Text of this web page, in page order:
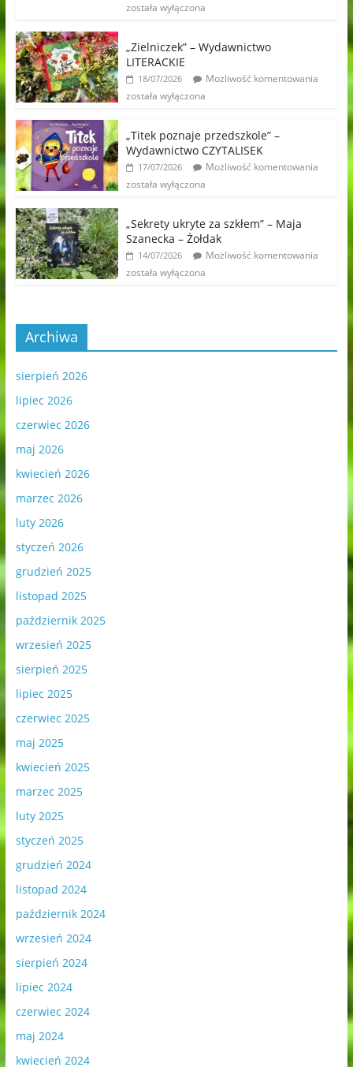
została wyłączona
„Zielniczek” – Wydawnictwo
LITERACKIE
18/07/2026
Możliwość komentowania
została wyłączona
„Titek poznaje przedszkole” –
Wydawnictwo CZYTALISEK
17/07/2026
Możliwość komentowania
została wyłączona
„Sekrety ukryte za szkłem” – Maja
Szanecka – Żołdak
14/07/2026
Możliwość komentowania
została wyłączona
Archiwa
sierpień 2026
lipiec 2026
czerwiec 2026
maj 2026
kwiecień 2026
marzec 2026
luty 2026
styczeń 2026
grudzień 2025
listopad 2025
październik 2025
wrzesień 2025
sierpień 2025
lipiec 2025
czerwiec 2025
maj 2025
kwiecień 2025
marzec 2025
luty 2025
styczeń 2025
grudzień 2024
listopad 2024
październik 2024
wrzesień 2024
sierpień 2024
lipiec 2024
czerwiec 2024
maj 2024
kwiecień 2024